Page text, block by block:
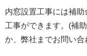
内窓設置工事には補
工事ができます。(補
か、弊社までお問い合